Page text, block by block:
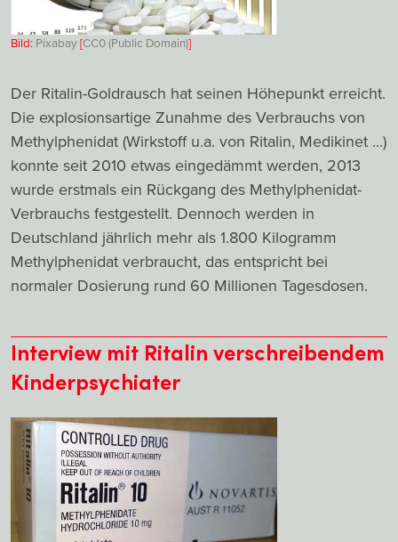
Bild: Pixabay[CC0 (Public Domain)]
Der Ritalin-Goldrausch hat seinen Höhepunkt erreicht.
Die explosionsartige Zunahme des Verbrauchs von
Methylphenidat (Wirkstoff u.a. von Ritalin, Medikinet ...)
konnte seit 2010 etwas eingedämmt werden, 2013
wurde erstmals ein Rückgang des Methylphenidat-
Verbrauchs festgestellt. Dennoch werden in
Deutschland jährlich mehr als 1.800 Kilogramm
Methylphenidat verbraucht, das entspricht bei
normaler Dosierung rund 60 Millionen Tagesdosen.
Interview mit Ritalin verschreibendem
Kinderpsychiater